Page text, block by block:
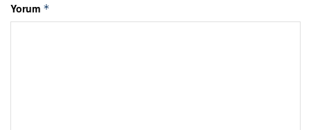
Yorum *